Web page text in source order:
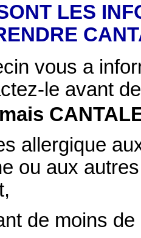
LES
vous a
le avant
allergique
ou aux
de moins de